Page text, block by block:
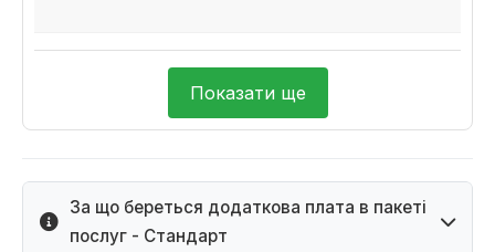
Показати ще
За що береться додаткова плата в пакеті
послуг - Стандарт